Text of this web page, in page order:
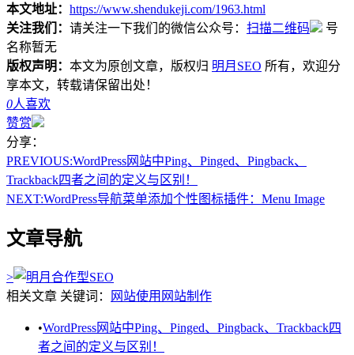
本文地址： https://www.shendukeji.com/1963.html
关注我们： 请关注一下我们的微信公众号： 扫描二维码
号
名称暂无
版权声明： 本文为原创文章，版权归 明月SEO 所有，欢迎分
享本文，转载请保留出处！
0人喜欢
赞赏
分享：
PREVIOUS:WordPress网站中Ping、Pinged、Pingback、
Trackback四者之间的定义与区别！
NEXT:WordPress导航菜单添加个性图标插件：Menu Image
文章导航
>
相关文章 关键词： 网站使用 网站制作
•WordPress网站中Ping、Pinged、Pingback、Trackback四
者之间的定义与区别！